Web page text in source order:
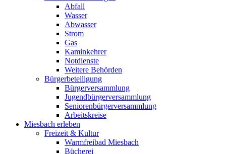
Abfall
Wasser
Abwasser
Strom
Gas
Kaminkehrer
Notdienste
Weitere Behörden
Bürgerbeteiligung
Bürgerversammlung
Jugendbürgerversammlung
Seniorenbürgerversammlung
Arbeitskreise
Miesbach erleben
Freizeit & Kultur
Warmfreibad Miesbach
Bücherei